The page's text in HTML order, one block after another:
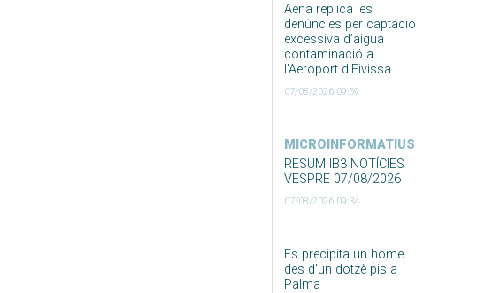
Aena replica les
denúncies per captació
excessiva d’aigua i
contaminació a
l’Aeroport d’Eivissa
07/08/2026 09:59
MICROINFORMATIUS
RESUM IB3 NOTÍCIES
VESPRE 07/08/2026
07/08/2026 09:34
Es precipita un home
des d’un dotzè pis a
Palma